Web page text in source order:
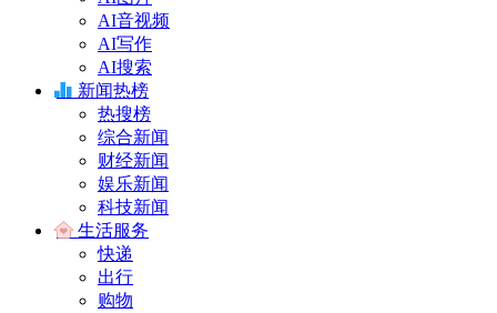
AI音视频
AI写作
AI搜索
新闻热榜
热搜榜
综合新闻
财经新闻
娱乐新闻
科技新闻
生活服务
快递
出行
购物